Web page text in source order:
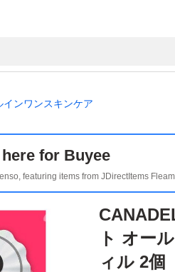
インワンスキンケア
for Buyee
featuring items from JDirectItems
ト オー
ィル 2個